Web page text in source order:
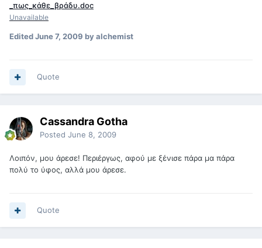
_πως_κάθε_βράδυ.doc
Unavailable
EditedJune 7, 2009 by alchemist
Quote
Cassandra Gotha
Posted June 8, 2009
Λοιπόν, μου άρεσε! Περιέργως, αφού με ξένισε πάρα μα πάρα
πολύ το ύφος, αλλά μου άρεσε.
Quote